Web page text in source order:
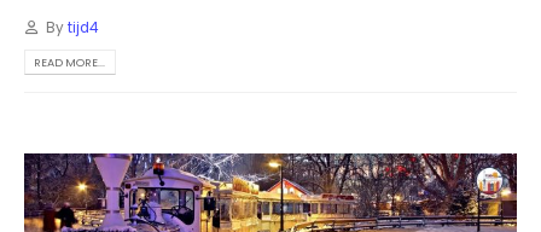
Bytijd4
READ MORE...